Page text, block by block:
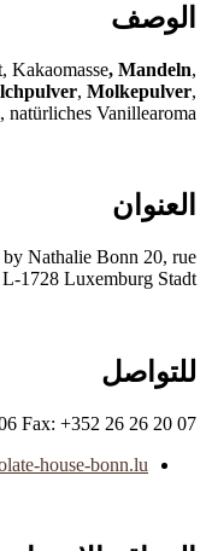
الوصف
Kakaomasse, Mandeln,
, Molkepulver,
natürliches Vanillearoma
العنوان
Nathalie Bonn 20, rue
1728 Luxemburg Stadt
للتواصل
Fax: +352 26 26 20 07
house-bonn.lu